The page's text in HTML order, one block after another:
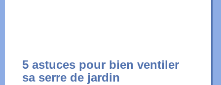
5 astuces pour bien ventiler
sa serre de jardin